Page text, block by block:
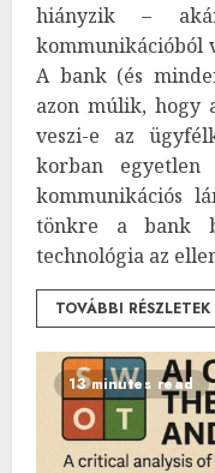
hiányzik –
kommunikációból
A bank (és
azon múlik, hogy
veszi-e az
korban
kommunikációs
tönkre a bank
technológia az
TOVÁBBI RÉSZLETEK
13 minutes read